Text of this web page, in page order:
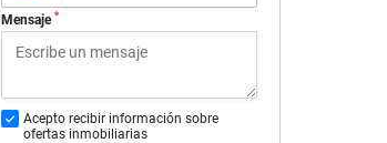
Mensaje *
Acepto recibir información sobre
ofertas inmobiliarias